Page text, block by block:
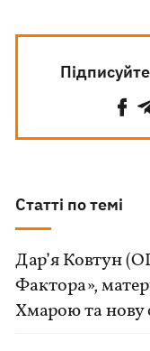
Статті по темі
Дар’я Ковтун
Фактора»,
Хмарою та нову